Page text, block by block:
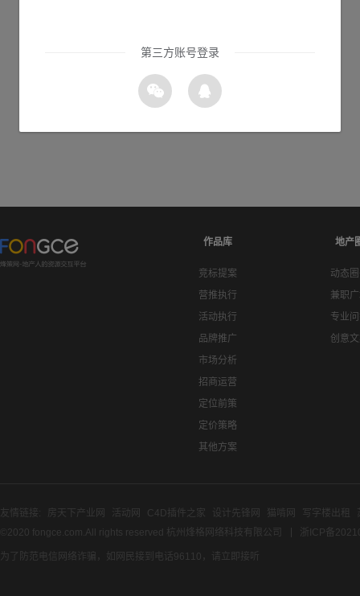
作品库
竞标提案
营推执行
活动执行
品牌推广
市场分析
招商运营
定位前策
定价策略
其他方案
地产
动态
兼职
专业
创意
友情链接: 房天下产业网 活动网 C4D插件之家 设计先锋网 猫啃网 写字楼出租
©2020 fongce.com.All rights reserved 杭州烽格网络科技有限公司
浙ICP备
为了防范电信网络诈骗，如网民接到电话96110，请立即接听
第三方账号登录